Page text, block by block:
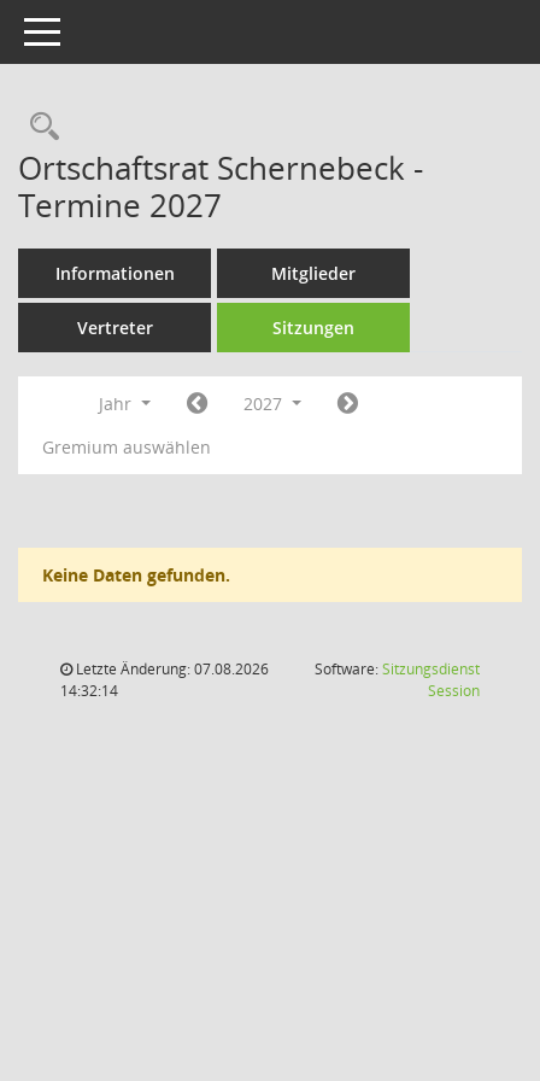
Toggle navigation
Rechercheauswahl
Ortschaftsrat Schernebeck -
Termine 2027
Informationen Mitglieder
Vertreter Sitzungen
Jahr
2027
Gremium auswählen
Keine Daten gefunden.
Letzte Änderung: 07.08.2026
14:32:14
Software:Sitzungsdienst
Session(Wird in